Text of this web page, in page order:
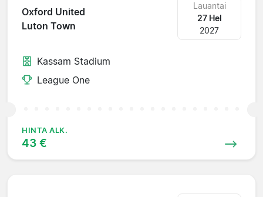
Oxford United
Luton Town
Lauantai
27 Hel
2027
Kassam Stadium
League One
HINTA ALK.
43 €